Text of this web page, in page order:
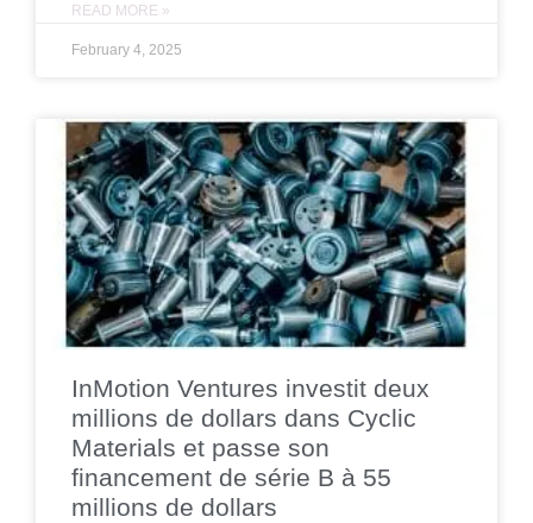
READ MORE »
February 4, 2025
InMotion Ventures investit deux
millions de dollars dans Cyclic
Materials et passe son
financement de série B à 55
millions de dollars